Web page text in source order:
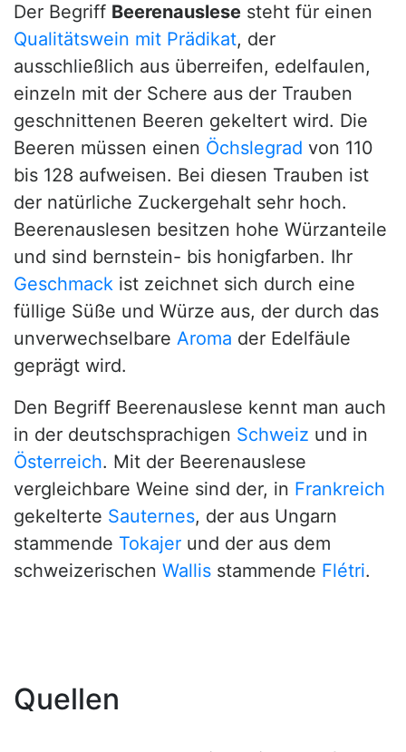
Der Begriff Beerenauslese steht für einen
Qualitätswein mit Prädikat, der
ausschließlich aus überreifen, edelfaulen,
einzeln mit der Schere aus der Trauben
geschnittenen Beeren gekeltert wird. Die
Beeren müssen einen Öchslegrad von 110
bis 128 aufweisen. Bei diesen Trauben ist
der natürliche Zuckergehalt sehr hoch.
Beerenauslesen besitzen hohe Würzanteile
und sind bernstein- bis honigfarben. Ihr
Geschmack ist zeichnet sich durch eine
füllige Süße und Würze aus, der durch das
unverwechselbare Aroma der Edelfäule
geprägt wird.
Den Begriff Beerenauslese kennt man auch
in der deutschsprachigen Schweiz und in
Österreich. Mit der Beerenauslese
vergleichbare Weine sind der, in Frankreich
gekelterte Sauternes, der aus Ungarn
stammende Tokajer und der aus dem
schweizerischen Wallis stammende Flétri.
Quellen